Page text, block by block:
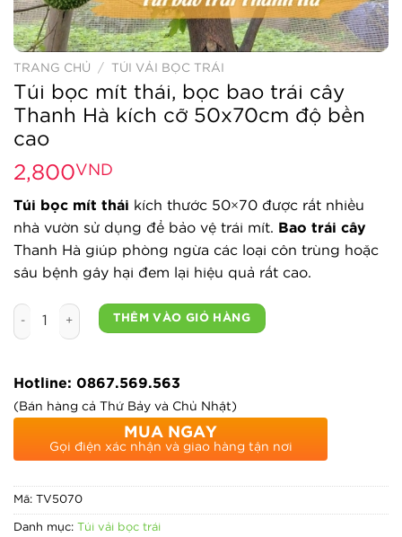
TRANG CHỦ / TÚI VẢI BỌC TRÁI
Túi bọc mít thái, bọc bao trái cây
Thanh Hà kích cỡ 50x70cm độ bền
cao
2,800VND
Túi bọc mít thái kích thước 50×70 được rất nhiều
nhà vườn sử dụng để bảo vệ trái mít. Bao trái cây
Thanh Hà giúp phòng ngừa các loại côn trùng hoặc
sâu bệnh gây hại đem lại hiệu quả rất cao.
Túi bọc mít thái, bọc bao trái cây Thanh Hà kích cỡ
THÊM VÀO GIỎ HÀNG
Hotline: 0867.569.563
(Bán hàng cả Thứ Bảy và Chủ Nhật)
MUA NGAY
Gọi điện xác nhận và giao hàng tận nơi
Mã: TV5070
Danh mục: Túi vải bọc trái